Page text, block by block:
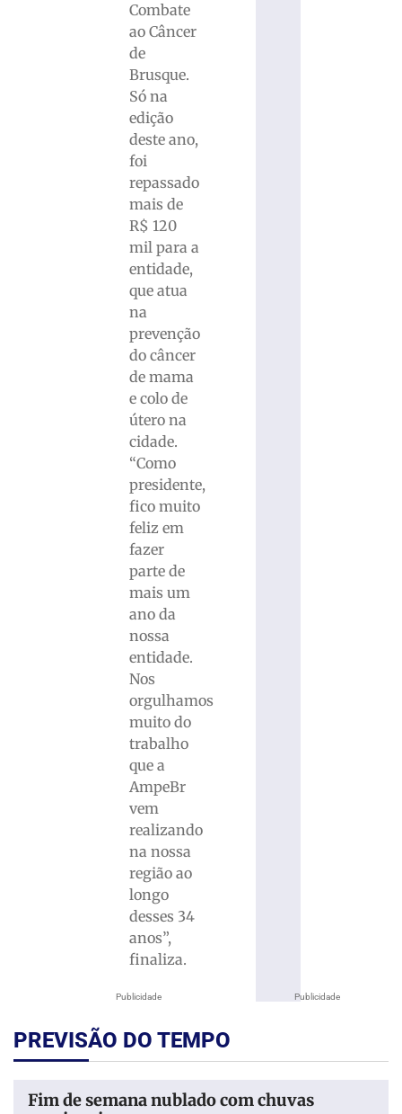
Publicidade
Combate
ao Câncer
de
Brusque.
Só na
edição
deste ano,
foi
repassado
mais de
R$ 120
mil para a
entidade,
que atua
na
prevenção
do câncer
de mama
e colo de
útero na
cidade.
“Como
presidente,
fico muito
feliz em
fazer
parte de
mais um
ano da
nossa
entidade.
Nos
orgulhamos
muito do
trabalho
que a
AmpeBr
vem
realizando
na nossa
região ao
longo
desses 34
anos”,
finaliza.
Publicidade
PREVISÃO DO TEMPO
Fim de semana nublado com chuvas